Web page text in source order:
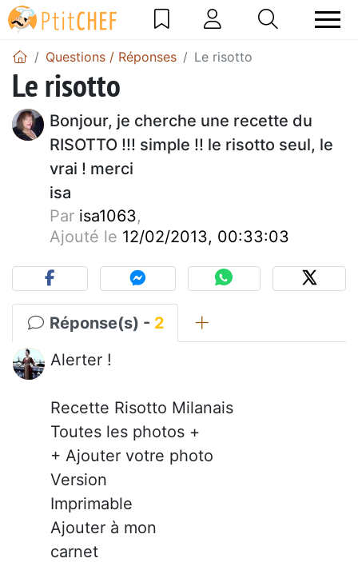
Questions / Réponses Le risotto
Le risotto
Bonjour, je cherche une recette du
RISOTTO !!! simple !! le risotto seul, le
vrai ! merci
isa
Par isa1063,
Ajouté le 12/02/2013, 00:33:03
Réponse(s) - 2
Alerter !
Recette Risotto Milanais
Toutes les photos +
+ Ajouter votre photo
Version
Imprimable
Ajouter à mon
carnet